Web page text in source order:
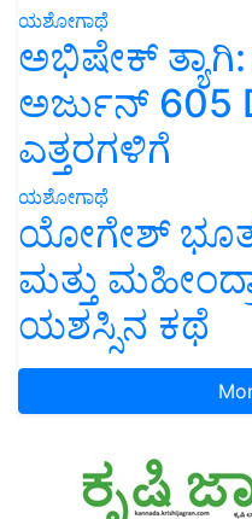
ಯಶೋಗಾಥೆ
ಅಭಿಷೇಕ್
ಅರ್ಜುನ್ 605
ಎತ್ತರಗಳಿಗೆ
ಯಶೋಗಾಥೆ
ಯೋಗೇಶ್
ಮತ್ತು
ಯಶಸ್ಸಿನ ಕಥೆ